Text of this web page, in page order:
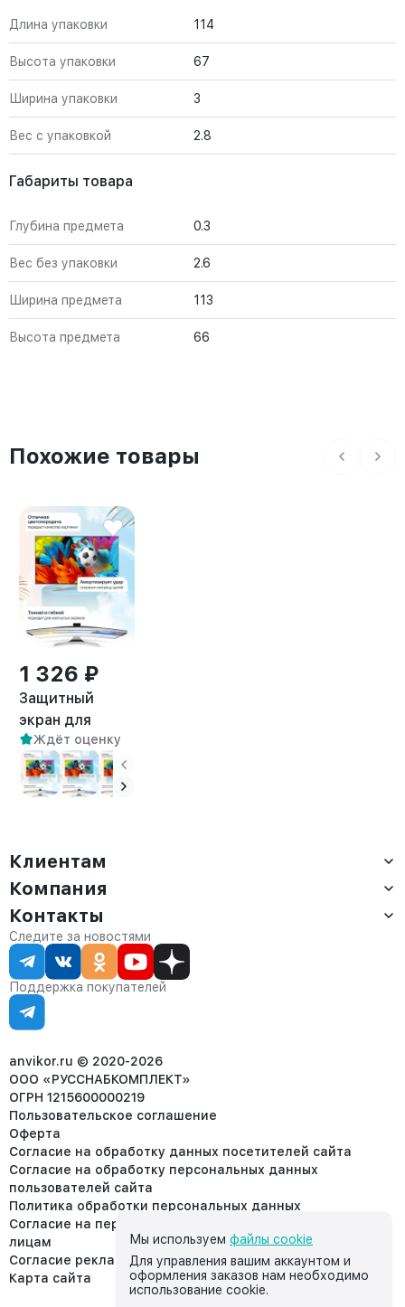
Длина упаковки 114
Высота упаковки 67
Ширина упаковки 3
Вес с упаковкой 2.8
Габариты товара
Глубина предмета 0.3
Вес без упаковки 2.6
Ширина предмета 113
Высота предмета 66
Похожие товары
1 326 ₽
Защитный
экран для
телевизора 24"
Ждёт оценку
Клиентам
Доставка
Оплата
Сервис
Статус заказа
Статьи
Компания
О компании
Контакты
Партнёрам
Контакты
Отдел продаж:
8 (800) 234-22-62
corp@anvikor.ru
Ежедневно, с 7:00-19:00 (МСК)
Отдел рекламации:
8 (953) 455-25-61
Следите за новостями
Поддержка покупателей
anvikor.ru © 2020-2026
ООО «РУССНАБКОМПЛЕКТ»
ОГРН 1215600000219
Пользовательское соглашение
Оферта
Согласие на обработку данных посетителей сайта
Согласие на обработку персональных данных
пользователей сайта
Политика обработки персональных данных
Согласие на передачу персональных данных третьим
лицам
Согласие реклама
Карта сайта
Мы используем файлы cookie
Для управления вашим аккаунтом и
оформления заказов нам необходимо
использование cookie.